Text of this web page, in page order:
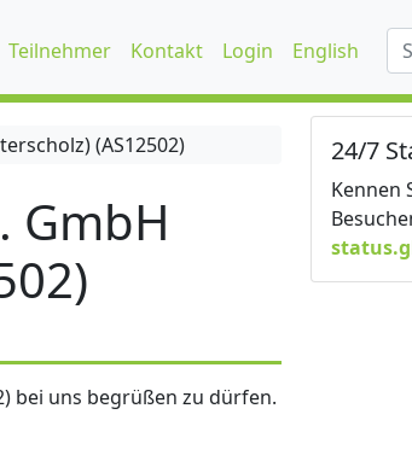
Teilnehmer Kontakt Login English
(AS12502)
GmbH
bei uns begrüßen zu dürfen.
24/7
Kennen